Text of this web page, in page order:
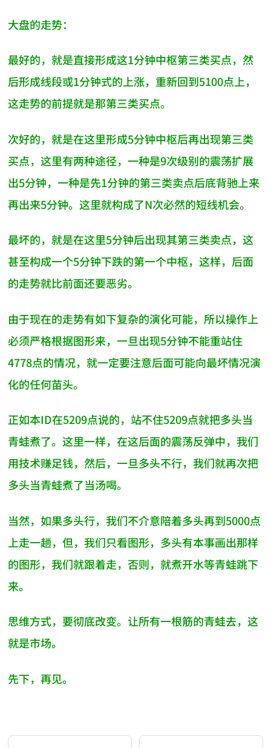
大盘的走势：
最好的，就是直接形成这1分钟中枢第三类买点，然
后形成线段或1分钟式的上涨，重新回到5100点上，
这走势的前提就是那第三类买点。
次好的，就是在这里形成5分钟中枢后再出现第三类
买点，这里有两种途径，一种是9次级别的震荡扩展
出5分钟，一种是先1分钟的第三类卖点后底背驰上来
再出来5分钟。这里就构成了N次必然的短线机会。
最坏的，就是在这里5分钟后出现其第三类卖点，这
甚至构成一个5分钟下跌的第一个中枢，这样，后面
的走势就比前面还要恶劣。
由于现在的走势有如下复杂的演化可能，所以操作上
必须严格根据图形来，一旦出现5分钟不能重站住
4778点的情况，就一定要注意后面可能向最坏情况演
化的任何苗头。
正如本ID在5209点说的，站不住5209点就把多头当
青蛙煮了。这里一样，在这后面的震荡反弹中，我们
用技术赚足钱，然后，一旦多头不行，我们就再次把
多头当青蛙煮了当汤喝。
当然，如果多头行，我们不介意陪着多头再到5000点
上走一趟，但，我们只看图形，多头有本事画出那样
的图形，我们就跟着走，否则，就煮开水等青蛙跳下
来。
思维方式，要彻底改变。让所有一根筋的青蛙去，这
就是市场。
先下，再见。